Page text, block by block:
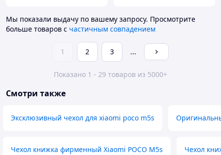
Мы показали выдачу по вашему запросу. Просмотрите
больше товаров с частичным совпадением
1 2 3 ...
Показано 1 - 29 товаров из 5000+
Смотри также
Эксклюзивный чехол для xiaomi poco m5s
Чехол книжка фирменный Xiaomi POCO M5s Чехол